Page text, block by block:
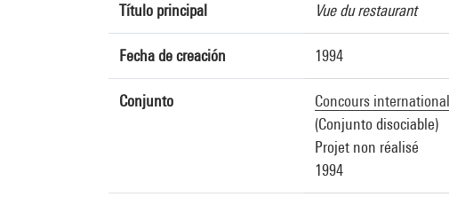
Título principal Vue du restaurant
Fecha de creación 1994
Conjunto
Concours
(Conjunto disociable)
Projet non réalisé
1994